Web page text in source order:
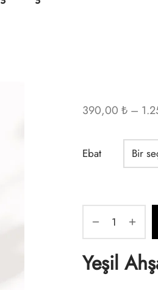
390,00 ₺ –
Ebat
Yeşil